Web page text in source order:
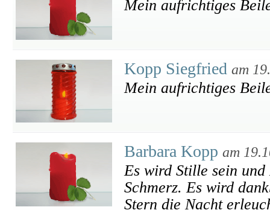
Mein aufrichtiges
Kopp Siegfried am
Mein aufrichtiges
Barbara Kopp am
Es wird Stille sein
Schmerz. Es wird
Stern die Nacht